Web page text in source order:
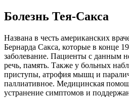
Болезнь Тея-Сакса
Названа в честь американских
Бернарда Сакса, которые в конце
заболевание. Пациенты с данным
речь, память. Также у больных
приступы, атрофия мышц и
паллиативное. Медицинская
устранение симптомов и